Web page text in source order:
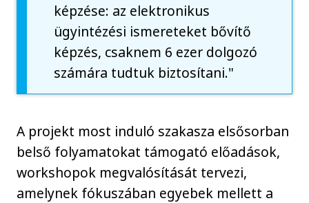
képzése: az elektronikus
ügyintézési ismereteket bővítő
képzés, csaknem 6 ezer dolgozó
számára tudtuk biztosítani."
A projekt most induló szakasza elsősorban
belső folyamatokat támogató előadások,
workshopok megvalósítását tervezi,
amelynek fókuszában egyebek mellett a